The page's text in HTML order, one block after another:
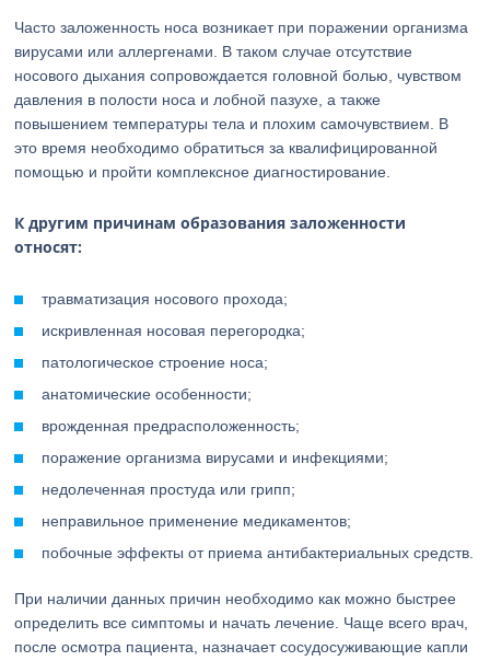
Часто заложенность носа возникает при поражении организма
вирусами или аллергенами. В таком случае отсутствие
носового дыхания сопровождается головной болью, чувством
давления в полости носа и лобной пазухе, а также
повышением температуры тела и плохим самочувствием. В
это время необходимо обратиться за квалифицированной
помощью и пройти комплексное диагностирование.
К другим причинам образования заложенности
относят:
травматизация носового прохода;
искривленная носовая перегородка;
патологическое строение носа;
анатомические особенности;
врожденная предрасположенность;
поражение организма вирусами и инфекциями;
недолеченная простуда или грипп;
неправильное применение медикаментов;
побочные эффекты от приема антибактериальных средств.
При наличии данных причин необходимо как можно быстрее
определить все симптомы и начать лечение. Чаще всего врач,
после осмотра пациента, назначает сосудосуживающие капли